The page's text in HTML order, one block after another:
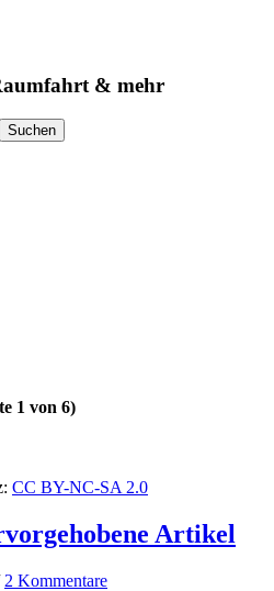
& mehr
1 von 6)
CC BY-NC-SA 2.0
Artikel
2 Kommentare